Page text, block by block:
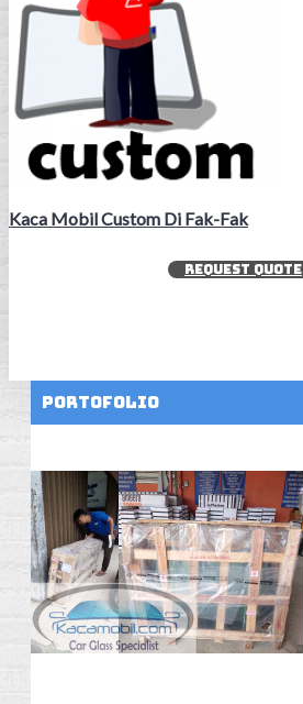
Kaca Mobil Custom Di Fak-Fak
REQUEST QUOTE
Portofolio